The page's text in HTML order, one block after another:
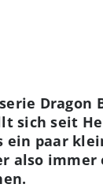
Dragon
sich seit
paar
also